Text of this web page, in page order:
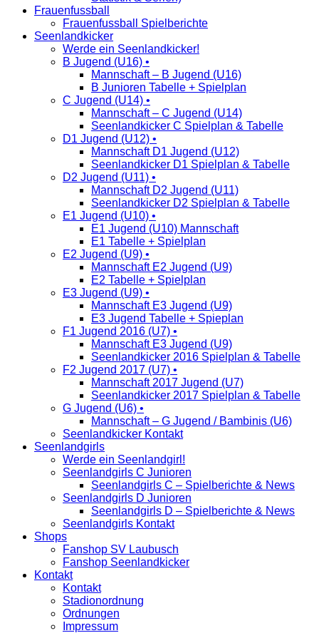
Frauenfussball
Frauenfussball Spielberichte
Seenlandkicker
Werde ein Seenlandkicker!
B Jugend (U16) •
Mannschaft – B Jugend (U16)
B Junioren Tabelle + Spielplan
C Jugend (U14) •
Mannschaft – C Jugend (U14)
Seenlandkicker C Spielplan & Tabelle
D1 Jugend (U12) •
Mannschaft D1 Jugend (U12)
Seenlandkicker D1 Spielplan & Tabelle
D2 Jugend (U11) •
Mannschaft D2 Jugend (U11)
Seenlandkicker D2 Spielplan & Tabelle
E1 Jugend (U10) •
E1 Jugend (U10) Mannschaft
E1 Tabelle + Spielplan
E2 Jugend (U9) •
Mannschaft E2 Jugend (U9)
E2 Tabelle + Spielplan
E3 Jugend (U9) •
Mannschaft E3 Jugend (U9)
E3 Jugend Tabelle + Spieplan
F1 Jugend 2016 (U7) •
Mannschaft E3 Jugend (U9)
Seenlandkicker 2016 Spielplan & Tabelle
F2 Jugend 2017 (U7) •
Mannschaft 2017 Jugend (U7)
Seenlandkicker 2017 Spielplan & Tabelle
G Jugend (U6) •
Mannschaft – G Jugend / Bambinis (U6)
Seenlandkicker Kontakt
Seenlandgirls
Werde ein Seenlandgirl!
Seenlandgirls C Junioren
Seenlandgirls C – Spielberichte & News
Seenlandgirls D Junioren
Seenlandgirls D – Spielberichte & News
Seenlandgirls Kontakt
Shops
Fanshop SV Laubusch
Fanshop Seenlandkicker
Kontakt
Kontakt
Stadionordnung
Ordnungen
Impressum